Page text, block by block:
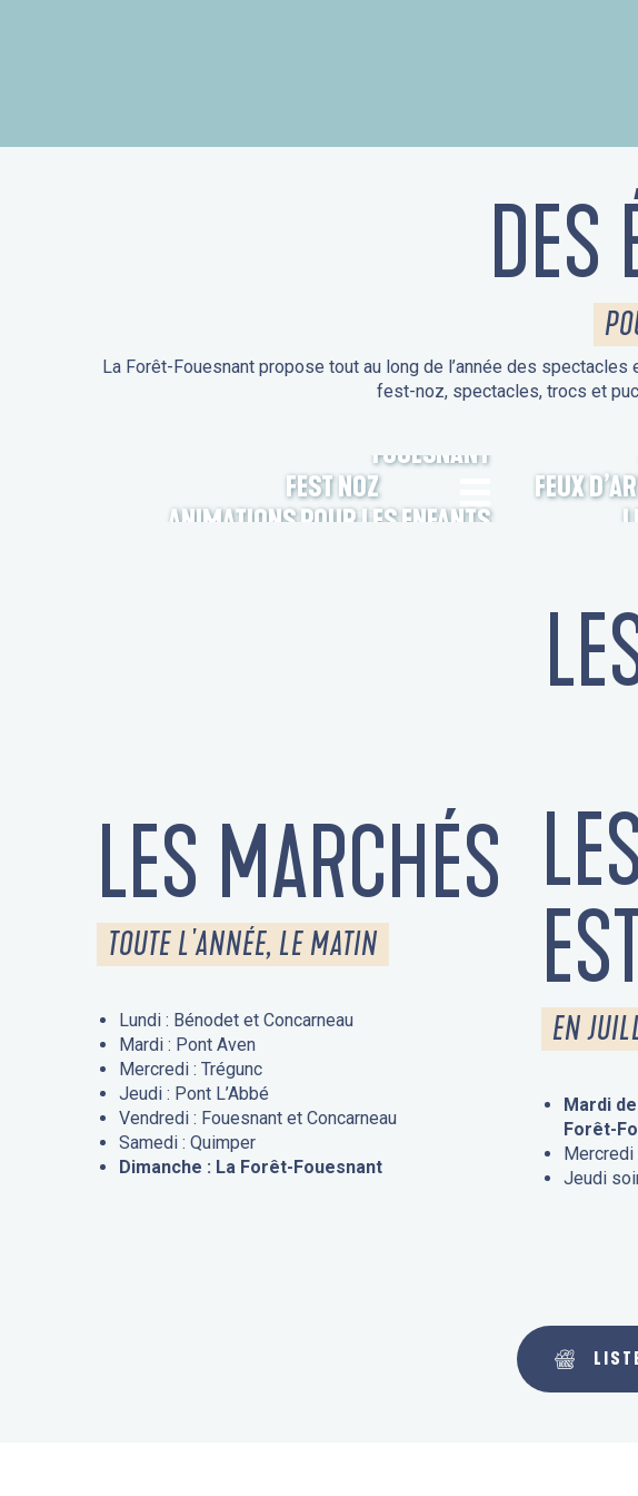
DES
La Forêt-Fouesnant propose tout au long de l’année des
fest-noz, spectacles, trocs et
FOUESNANT
FEST NOZ
FEUX
ANIMATIONS POUR LES ENFANTS
LES MARCHÉS
TOUTE L'ANNÉE, LE MATIN
Lundi : Bénodet et Concarneau
Mardi : Pont Aven
Mercredi : Trégunc
Jeudi : Pont L’Abbé
Vendredi : Fouesnant et Concarneau
Samedi : Quimper
Dimanche : La Forêt-Fouesnant
EN
Mardi
Forêt-
Mercredi
Jeudi